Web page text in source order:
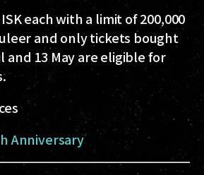
each with a limit of 200,000
and only tickets bought
and 13 May are eligible for
Anniversary